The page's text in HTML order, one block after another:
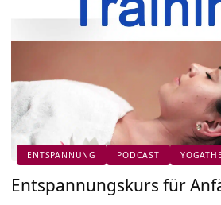
ENTSPANNUNG PODCAST
Entspannungskurs für